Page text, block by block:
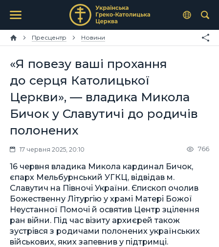
Пресцентр Новини
«Я повезу ваші прохання
до серця Католицької
Церкви», — владика Микола
Бичок у Славутичі до родичів
полонених
17 червня 2025, 20:10 766
16 червня владика Микола кардинал Бичок,
єпарх Мельбурнський УГКЦ, відвідав м.
Славутич на Півночі України. Єпископ очолив
Божественну Літургію у храмі Матері Божої
Неустанної Помочі й освятив Центр зцілення
ран війни. Під час візиту архиєрей також
зустрівся з родичами полонених українських
військових, яких запевнив у підтримці.